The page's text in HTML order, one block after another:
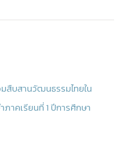
สืบสานวัฒนธรรมไทยใน
ภาคเรียนที่ 1 ปีการศึกษา